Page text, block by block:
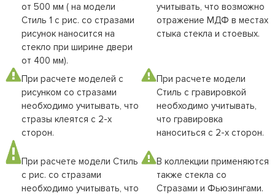
от 500 мм ( на модели
Стиль 1 с рис. со стразами
рисунок наносится на
стекло при ширине двери
от 400 мм).
учитывать, что возможно
отражение МДФ в местах
стыка стекла и стоевых.
При расчете моделей с
рисунком со стразами
необходимо учитывать, что
стразы клеятся с 2-х
сторон.
При расчете модели
Стиль с гравировкой
необходимо учитывать,
что гравировка
наноситься с 2-х сторон.
При расчете модели Стиль
с рис. со стразами
необходимо учитывать, что
В коллекции применяются
также стекла со
Стразами и Фьюзингами.